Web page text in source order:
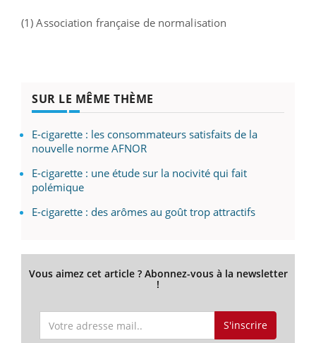
(1) Association française de normalisation
SUR LE MÊME THÈME
E-cigarette : les consommateurs satisfaits de la
nouvelle norme AFNOR
E-cigarette : une étude sur la nocivité qui fait
polémique
E-cigarette : des arômes au goût trop attractifs
Vous aimez cet article ? Abonnez-vous à la newsletter
!
S'inscrire